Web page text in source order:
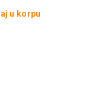
u korpu